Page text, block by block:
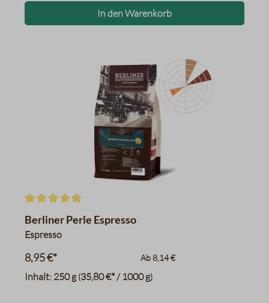
In den Warenkorb
Datentabelle für das
Haselnüsse
Zartbitterschokolade
Pflaumen
Durchschnittliche Bewertung von 4.9 von 5 Sternen
Berliner Perle Espresso
Espresso
Inhalt: 250 g(35,80 €* / 1000 g)
8,95 €* Ab 8,14 €